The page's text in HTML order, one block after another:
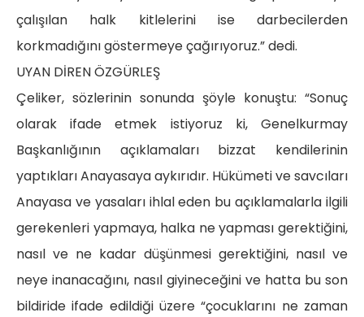
çalışılan halk kitlelerini ise darbecilerden
korkmadığını göstermeye çağırıyoruz.” dedi.
UYAN DİREN ÖZGÜRLEŞ
Çeliker, sözlerinin sonunda şöyle konuştu: “Sonuç
olarak ifade etmek istiyoruz ki, Genelkurmay
Başkanlığının açıklamaları bizzat kendilerinin
yaptıkları Anayasaya aykırıdır. Hükümeti ve savcıları
Anayasa ve yasaları ihlal eden bu açıklamalarla ilgili
gerekenleri yapmaya, halka ne yapması gerektiğini,
nasıl ve ne kadar düşünmesi gerektiğini, nasıl ve
neye inanacağını, nasıl giyineceğini ve hatta bu son
bildiride ifade edildiği üzere “çocuklarını ne zaman